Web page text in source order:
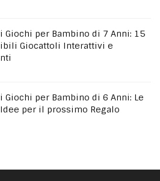
Giochi per Bambino di 7 Anni: 15
Giocattoli Interattivi e
Giochi per Bambino di 6 Anni: Le
Idee per il prossimo Regalo